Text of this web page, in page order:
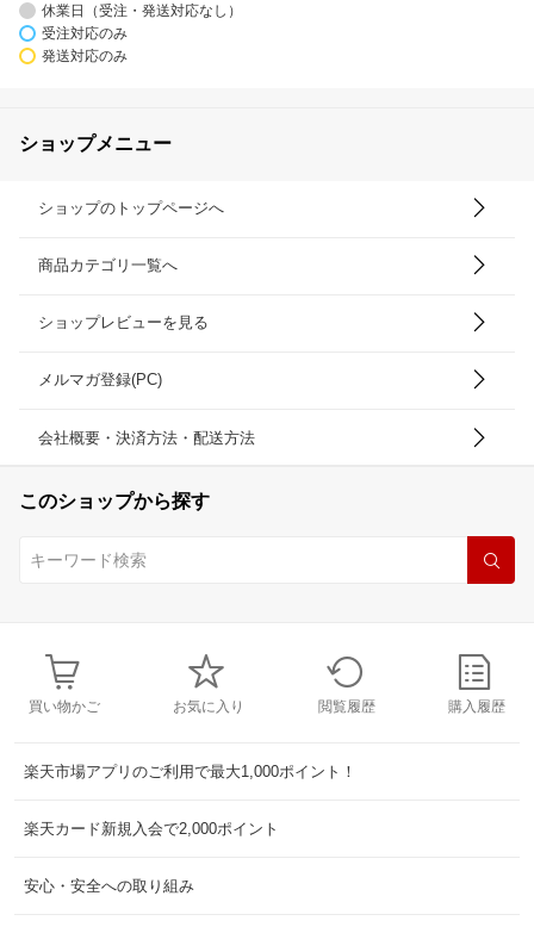
休業日（受注・発送対応なし）
受注対応のみ
発送対応のみ
ショップメニュー
ショップのトップページへ
商品カテゴリ一覧へ
ショップレビューを見る
メルマガ登録(PC)
会社概要・決済方法・配送方法
このショップから探す
買い物かご お気に入り 閲覧履歴 購入履歴
楽天市場アプリのご利用で最大1,000ポイント！
楽天カード新規入会で2,000ポイント
安心・安全への取り組み